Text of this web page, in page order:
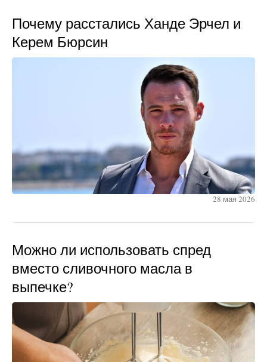
Почему расстались Ханде Эрчел и
Керем Бюрсин
28 мая 2026
Можно ли использовать спред
вместо сливочного масла в
выпечке?